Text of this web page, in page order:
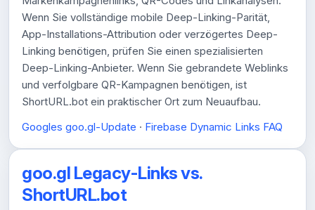
Wenn Sie vollständige mobile Deep-Linking-Parität,
App-Installations-Attribution oder verzögertes Deep-
Linking benötigen, prüfen Sie einen spezialisierten
Deep-Linking-Anbieter. Wenn Sie gebrandete Weblinks
und verfolgbare QR-Kampagnen benötigen, ist
ShortURL.bot ein praktischer Ort zum Neuaufbau.
Googles goo.gl-Update · Firebase Dynamic Links FAQ
goo.gl Legacy-Links vs.
ShortURL.bot